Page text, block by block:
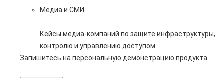
Медиа и СМИ
Кейсы медиа-компаний по защите инфраструктуры,
контролю и управлению доступом
Запишитесь на персональную демонстрацию продукта